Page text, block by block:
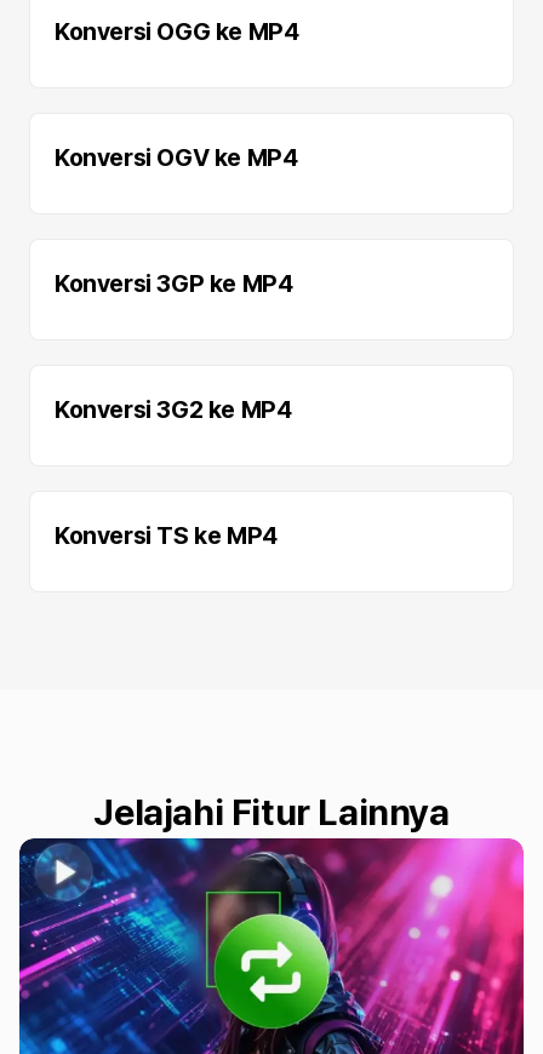
Konversi OGG ke MP4
Konversi OGV ke MP4
Konversi 3GP ke MP4
Konversi 3G2 ke MP4
Konversi TS ke MP4
Jelajahi Fitur Lainnya